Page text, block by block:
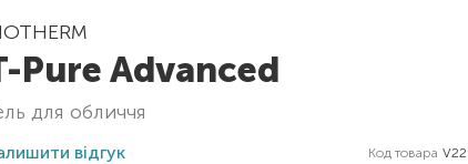
Pure Advanced
для обличчя
відгук Код товара